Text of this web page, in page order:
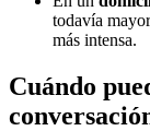
todavía
más intensa.
Cuándo